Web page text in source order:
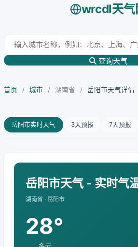
wrcdl天气
查询天气
首页 / 城市 / 湖南省 / 岳阳市天气详情
岳阳市实时天气 3天预报 7天预报
岳阳市天气 - 实时气
湖南省 · 岳阳市
28°